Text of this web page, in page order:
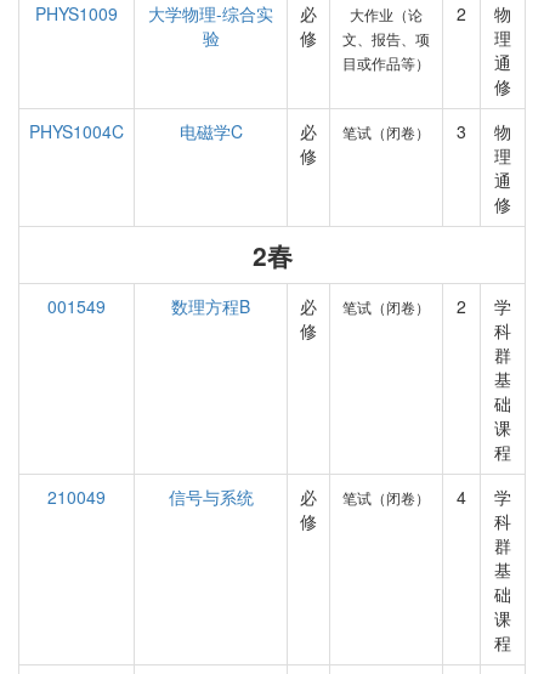
PHYS1009
大学物理-综合实
验
必
修
大作业（论
文、报告、项
目或作品等）
2
物
理
通
修
PHYS1004C
电磁学C
必
修
笔试（闭卷） 3
物
理
通
修
2春
001549 数理方程B
必
修
笔试（闭卷） 2
学
科
群
基
础
课
程
210049
信号与系统
必
修
笔试（闭卷） 4
学
科
群
基
础
课
程